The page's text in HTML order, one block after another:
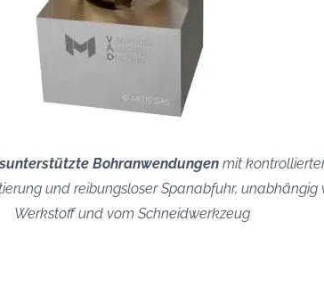
Bohranwendungenmit
und reibungsloser Spanabfuhr, unabhängig
Werkstoff und vom Schneidwerkzeug